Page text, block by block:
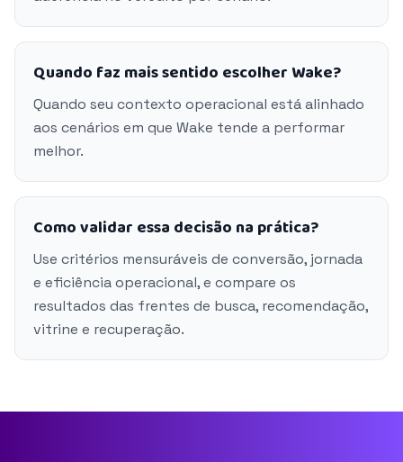
Quando faz mais sentido escolher Wake?
Quando seu contexto operacional está alinhado
aos cenários em que Wake tende a performar
melhor.
Como validar essa decisão na prática?
Use critérios mensuráveis de conversão, jornada
e eficiência operacional, e compare os
resultados das frentes de busca, recomendação,
vitrine e recuperação.